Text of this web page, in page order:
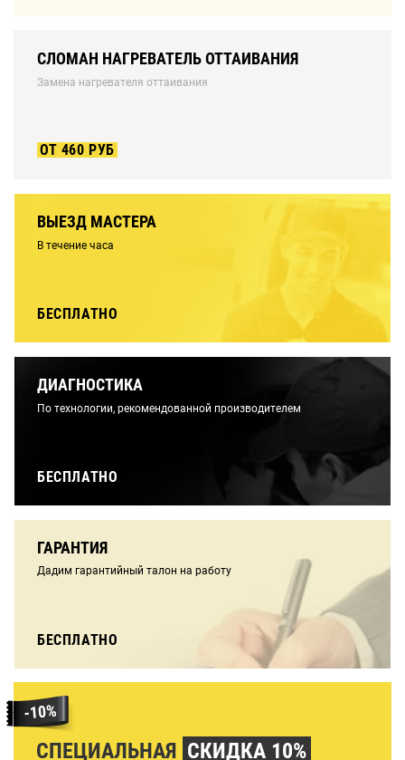
СЛОМАН НАГРЕВАТЕЛЬ ОТТАИВАНИЯ
Замена нагревателя оттаивания
ОТ 460 РУБ
ВЫЕЗД МАСТЕРА
В течение часа
БЕСПЛАТНО
ДИАГНОСТИКА
По технологии, рекомендованной производителем
БЕСПЛАТНО
ГАРАНТИЯ
Дадим гарантийный талон на работу
БЕСПЛАТНО
СПЕЦИАЛЬНАЯ СКИДКА 10%